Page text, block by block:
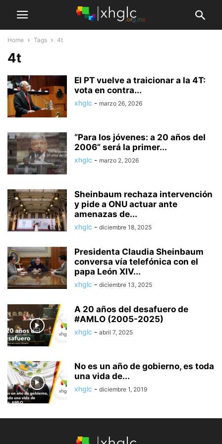
Home Tags 4t
4t
El PT vuelve a traicionar a la 4T:
vota en contra...
xhglc - marzo 26, 2026
“Para los jóvenes: a 20 años del
2006” será la primer...
xhglc - marzo 2, 2026
Sheinbaum rechaza intervención
y pide a ONU actuar ante
amenazas de...
xhglc - diciembre 18, 2025
Presidenta Claudia Sheinbaum
conversa vía telefónica con el
papa León XIV...
xhglc - diciembre 13, 2025
A 20 años del desafuero de
#AMLO (2005-2025)
xhglc - abril 7, 2025
No es un año de gobierno, es toda
una vida de...
xhglc - diciembre 1, 2019